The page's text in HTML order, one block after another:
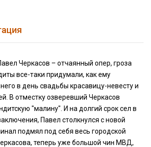
Черкасов – отчаянный опер, гроза
все-таки придумали, как ему
в день свадьбы красавицу-невесту и
В отместку озверевший Черкасов
"малину". И на долгий срок сел в
Павел столкнулся с новой
подмял под себя весь городской
теперь уже большой чин МВД,